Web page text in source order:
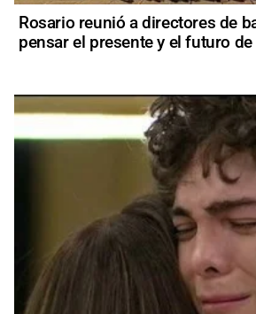
Rosario reunió a directores de
pensar el presente y el futuro